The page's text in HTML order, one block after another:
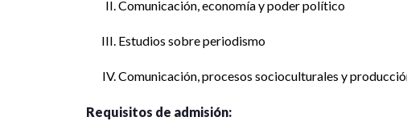
Comunicación, economía y poder político
Estudios sobre periodismo
Comunicación, procesos socioculturales y
Requisitos de admisión: